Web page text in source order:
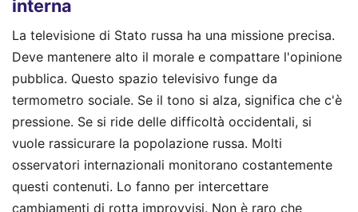
interna
La televisione di Stato russa ha una missione precisa.
Deve mantenere alto il morale e compattare l'opinione
pubblica. Questo spazio televisivo funge da
termometro sociale. Se il tono si alza, significa che c'è
pressione. Se si ride delle difficoltà occidentali, si
vuole rassicurare la popolazione russa. Molti
osservatori internazionali monitorano costantemente
questi contenuti. Lo fanno per intercettare
cambiamenti di rotta improvvisi. Non è raro che